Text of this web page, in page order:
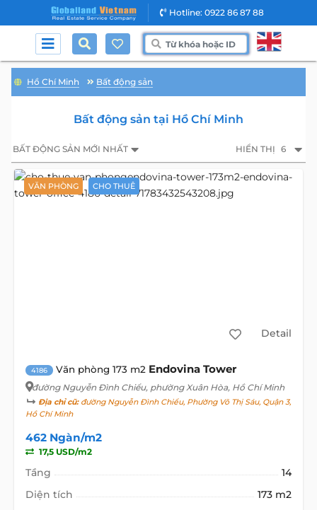
Hotline: 0922 86 87 88
Hồ Chí Minh Bất động sản
Bất động sản tại Hồ Chí Minh
BẤT ĐỘNG SẢN MỚI NHẤT HIỂN THỊ 6
VĂN PHÒNG CHO THUÊ
Detail
4186 Văn phòng 173 m2 Endovina Tower
đường Nguyễn Đình Chiểu, phường Xuân Hòa, Hồ Chí Minh
Địa chỉ cũ:đường Nguyễn Đình Chiểu, Phường Võ Thị Sáu, Quận 3,
Hồ Chí Minh
462 Ngàn/m2
17,5 USD/m2
Tầng
14
Diện tích
173 m2